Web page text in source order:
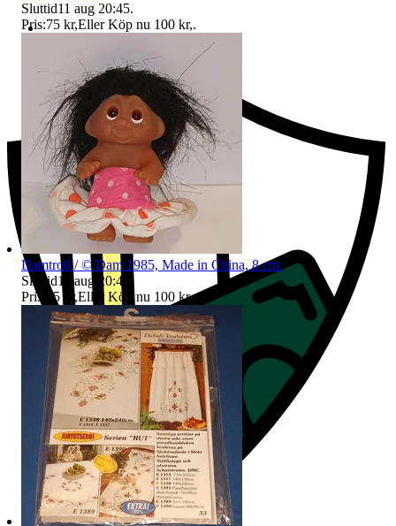
Ersättning om du inte får din vara
Sluttid11 aug 20:45.
Pris:75 kr,Eller Köp nu 100 kr,.
Damtroll / © Dam 1985, Made in China, 8 cm.
Sluttid11 aug 20:45
Pris:
75 kr ,Eller Köp nu 100 kr,.